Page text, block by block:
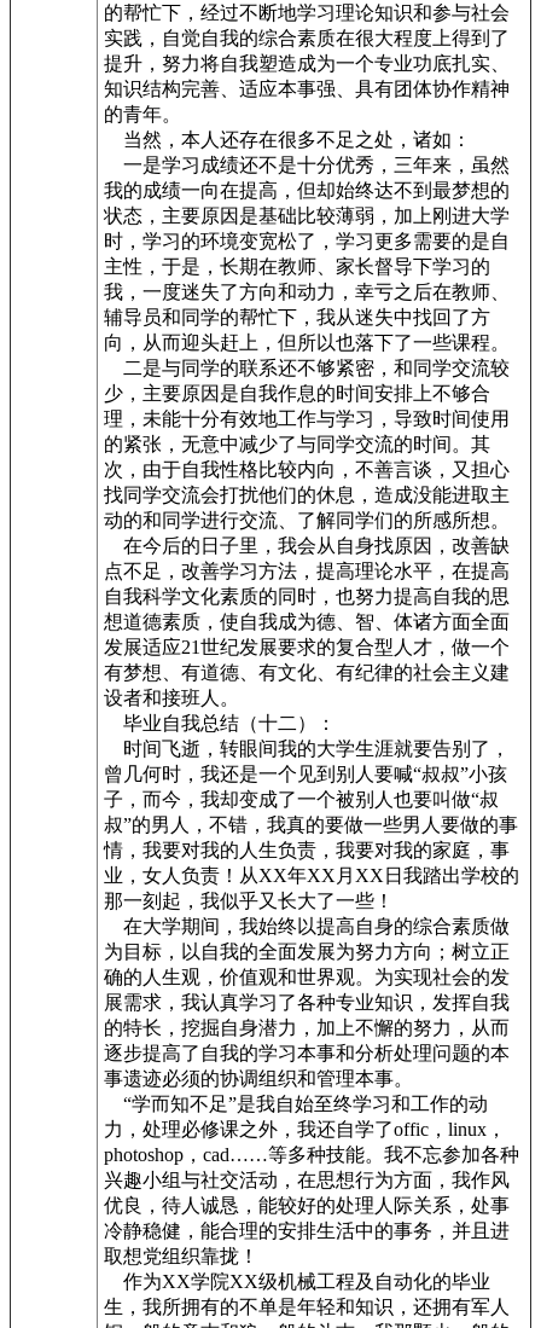
的帮忙下，经过不断地学习理论知识和参与社会
实践，自觉自我的综合素质在很大程度上得到了
提升，努力将自我塑造成为一个专业功底扎实、
知识结构完善、适应本事强、具有团体协作精神
的青年。
当然，本人还存在很多不足之处，诸如：
一是学习成绩还不是十分优秀，三年来，虽然
我的成绩一向在提高，但却始终达不到最梦想的
状态，主要原因是基础比较薄弱，加上刚进大学
时，学习的环境变宽松了，学习更多需要的是自
主性，于是，长期在教师、家长督导下学习的
我，一度迷失了方向和动力，幸亏之后在教师、
辅导员和同学的帮忙下，我从迷失中找回了方
向，从而迎头赶上，但所以也落下了一些课程。
二是与同学的联系还不够紧密，和同学交流较
少，主要原因是自我作息的时间安排上不够合
理，未能十分有效地工作与学习，导致时间使用
的紧张，无意中减少了与同学交流的时间。其
次，由于自我性格比较内向，不善言谈，又担心
找同学交流会打扰他们的休息，造成没能进取主
动的和同学进行交流、了解同学们的所感所想。
在今后的日子里，我会从自身找原因，改善缺
点不足，改善学习方法，提高理论水平，在提高
自我科学文化素质的同时，也努力提高自我的思
想道德素质，使自我成为德、智、体诸方面全面
发展适应21世纪发展要求的复合型人才，做一个
有梦想、有道德、有文化、有纪律的社会主义建
设者和接班人。
毕业自我总结（十二）：
时间飞逝，转眼间我的大学生涯就要告别了，
曾几何时，我还是一个见到别人要喊“叔叔”小孩
子，而今，我却变成了一个被别人也要叫做“叔
叔”的男人，不错，我真的要做一些男人要做的事
情，我要对我的人生负责，我要对我的家庭，事
业，女人负责！从XX年XX月XX日我踏出学校的
那一刻起，我似乎又长大了一些！
在大学期间，我始终以提高自身的综合素质做
为目标，以自我的全面发展为努力方向；树立正
确的人生观，价值观和世界观。为实现社会的发
展需求，我认真学习了各种专业知识，发挥自我
的特长，挖掘自身潜力，加上不懈的努力，从而
逐步提高了自我的学习本事和分析处理问题的本
事遗迹必须的协调组织和管理本事。
“学而知不足”是我自始至终学习和工作的动
力，处理必修课之外，我还自学了offic，linux，
photoshop，cad……等多种技能。我不忘参加各种
兴趣小组与社交活动，在思想行为方面，我作风
优良，待人诚恳，能较好的处理人际关系，处事
冷静稳健，能合理的安排生活中的事务，并且进
取想党组织靠拢！
作为XX学院XX级机械工程及自动化的毕业
生，我所拥有的不单是年轻和知识，还拥有军人